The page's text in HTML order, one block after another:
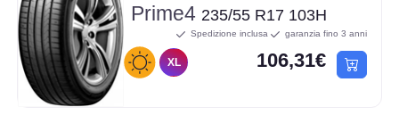
Prime4 235/55 R17 103H
XL
Spedizione inclusa garanzia fino 3 anni
106,31€